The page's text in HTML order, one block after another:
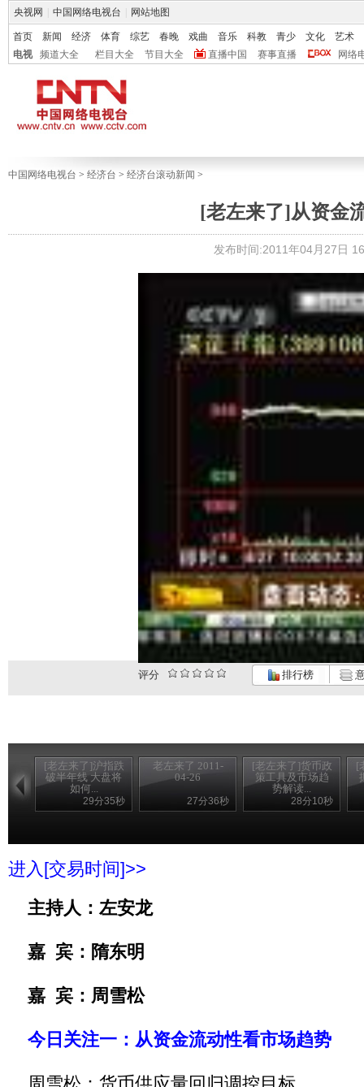
央视网 中国网络电视台 网站地图
首页 新闻 经济 体育 综艺 春晚 戏曲 音乐 科教 青少 文化
艺术
电视
频道大全 栏目大全 节目大全 直播中国 赛事直播 网络
中国网络电视台 > 经济台 > 经济台滚动新闻 >
[老左来了]从资金
发布时间:2011年04月27日
评分 排行榜
[老左来了]沪指跌
破半年线 大盘将
如何...
29分35秒
老左来了 2011-
04-26
27分36秒
[老左来了]货币政
策工具及市场趋
势解读...
28分10秒
[
进入[交易时间]>>
主持人：左安龙
嘉 宾：隋东明
嘉 宾：周雪松
今日关注一：从资金流动性看市场趋势